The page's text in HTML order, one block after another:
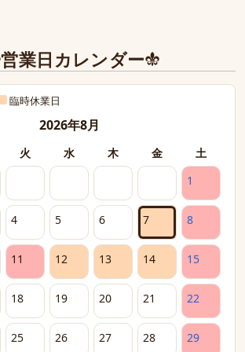
営業日カレンダー
臨時休業日
2026年8月
火 水 木 金
土
1
4 5 6 7 8
11 12 13 14 15
18 19 20 21 22
25 26 27 28 29